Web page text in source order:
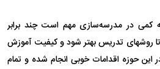
کمی در مدرسه‌سازی مهم است چند برابر
روشهای تدریس بهتر شود و کیفیت آموزش
این حوزه اقدامات خوبی انجام شده و تمام